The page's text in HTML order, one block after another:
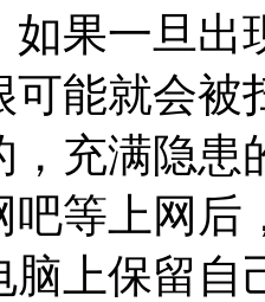
如果一旦出
可能就会被
，充满隐患
吧等上网后
脑上保留自